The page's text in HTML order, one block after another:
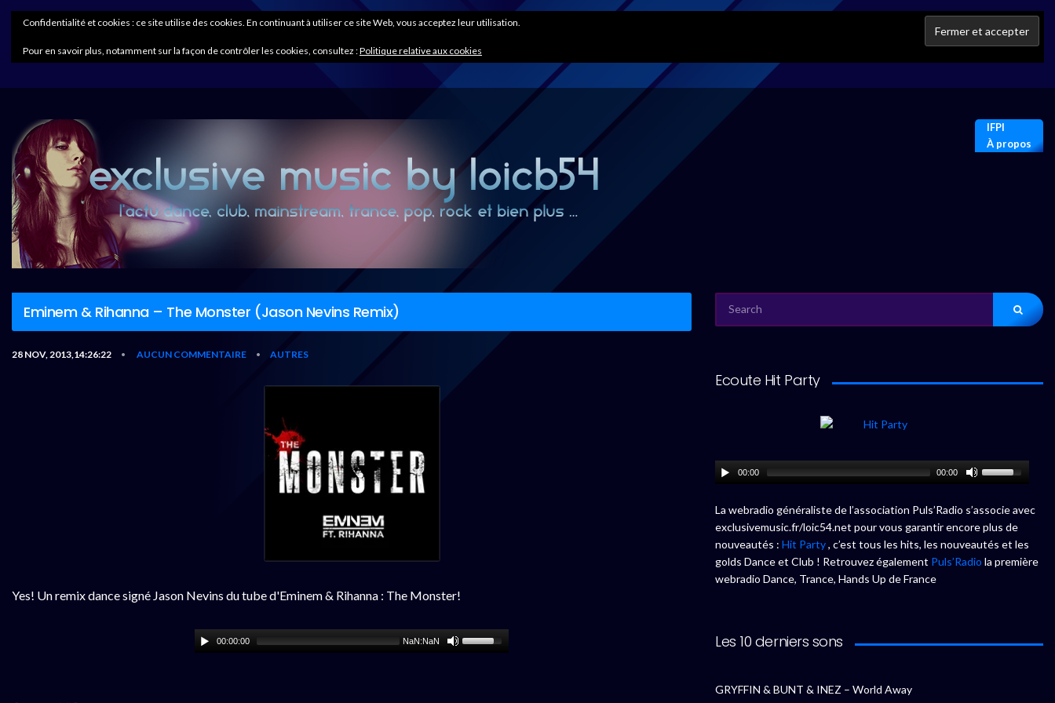
IFPI
À propos
Eminem & Rihanna – The Monster (Jason Nevins Remix)
28 NOV, 2013,14:26:22 • AUCUN COMMENTAIRE • AUTRES
Yes! Un remix dance signé Jason Nevins du tube d'Eminem & Rihanna : The Monster!
00:00:00 NaN:NaN
FOR:
Ecoute Hit Party
00:00 00:00
La webradio généraliste de l’association Puls’Radio s’associe avec
exclusivemusic.fr/loic54.net pour vous garantir encore plus de
nouveautés : Hit Party, c’est tous les hits, les nouveautés et les
golds Dance et Club ! Retrouvez également Puls’Radio la première
webradio Dance, Trance, Hands Up de France
Les 10 derniers sons
GRYFFIN & BUNT & INEZ – World Away
Confidentialité et cookies : ce site utilise des cookies. En continuant à utiliser ce site Web, vous acceptez leur utilisation.
Pour en savoir plus, notamment sur la façon de contrôler les cookies, consultez :Politique relative aux cookies